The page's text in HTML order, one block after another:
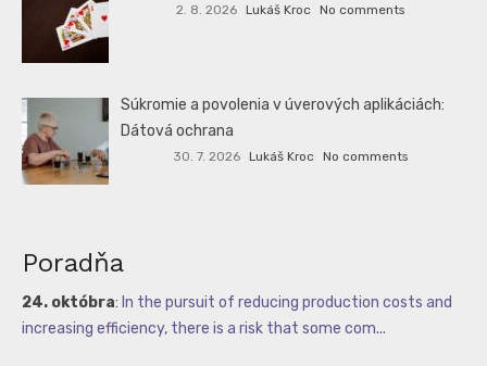
2. 8. 2026 Lukáš Kroc No comments
Súkromie a povolenia v úverových aplikáciách:
Dátová ochrana
30. 7. 2026 Lukáš Kroc No comments
Poradňa
24. októbra: In the pursuit of reducing production costs and
increasing efficiency, there is a risk that some com...